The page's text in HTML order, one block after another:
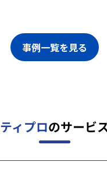
事例一覧を見る
ティプロのサービ